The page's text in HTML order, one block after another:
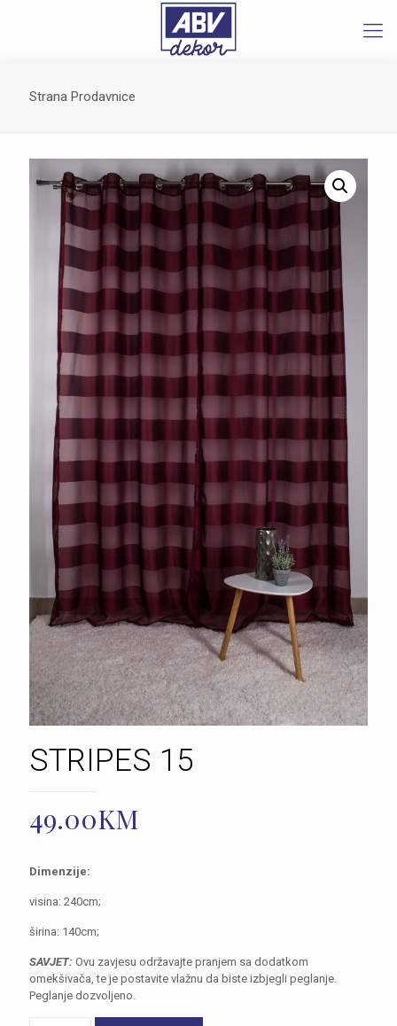
Strana Prodavnice
STRIPES 15
49.00KM
Dimenzije:
visina: 240cm;
širina: 140cm;
SAVJET: Ovu zavjesu održavajte pranjem sa dodatkom
omekšivača, te je postavite vlažnu da biste izbjegli peglanje.
Peglanje dozvoljeno.